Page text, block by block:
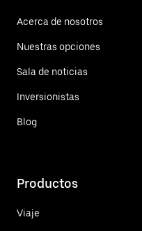
Acerca de nosotros
Nuestras opciones
Sala de noticias
Inversionistas
Blog
Productos
Viaje